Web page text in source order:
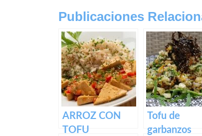
Publicaciones
ARROZ CON
TOFU
Tofu de
garbanzos